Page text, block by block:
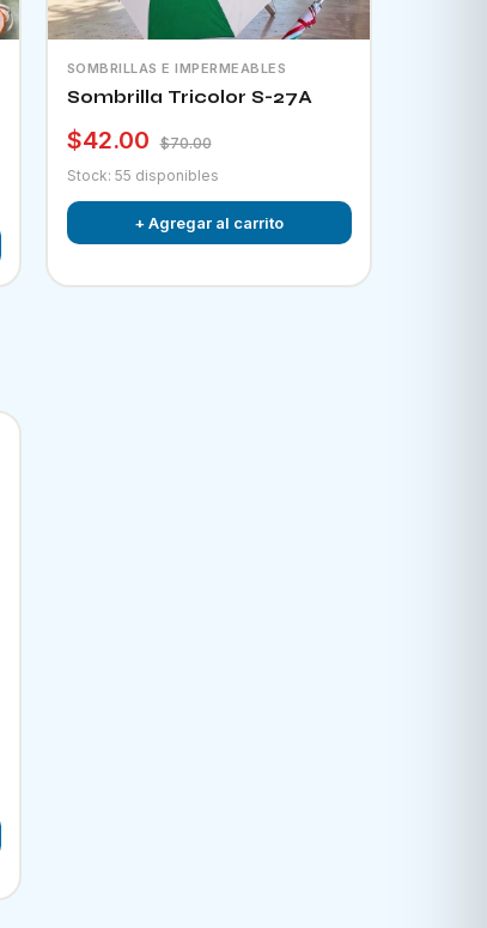
SOMBRILLAS E IMPERMEABLES
Sombrilla Tricolor S-27A
$42.00
$70.00
Stock: 55 disponibles
+ Agregar al carrito